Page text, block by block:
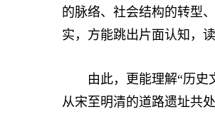
的脉络、社会结构的转型
实，方能跳出片面认知，
由此，更能理解“历史文
从宋至明清的道路遗址共